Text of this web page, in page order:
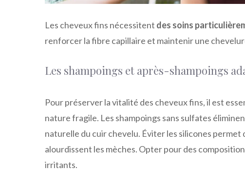
Les cheveux fins nécessitent des soins
renforcer la fibre capillaire et maintenir une
Les shampoings et après-shampoings
Pour préserver la vitalité des cheveux fins, il est
nature fragile. Les shampoings sans sulfates
naturelle du cuir chevelu. Éviter les silicones permet
alourdissent les mèches. Opter pour des
irritants.